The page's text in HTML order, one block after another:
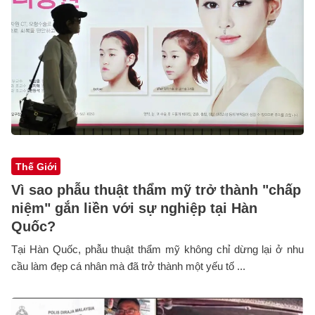
Thế Giới
Vì sao phẫu thuật thẩm mỹ trở thành "chấp
niệm" gắn liền với sự nghiệp tại Hàn
Quốc?
Tại Hàn Quốc, phẫu thuật thẩm mỹ không chỉ dừng lại ở nhu
cầu làm đẹp cá nhân mà đã trở thành một yếu tố ...